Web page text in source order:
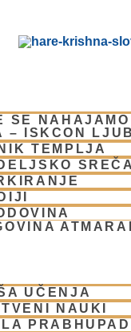
SE
– ISKCON
TEMPLJA
UČENJA
NAUKI